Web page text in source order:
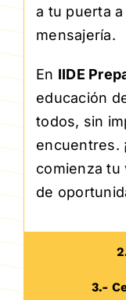
a tu puerta
mensajería.
En IIDE
educación
todos, sin
encuentres.
comienza tu
de
3.-